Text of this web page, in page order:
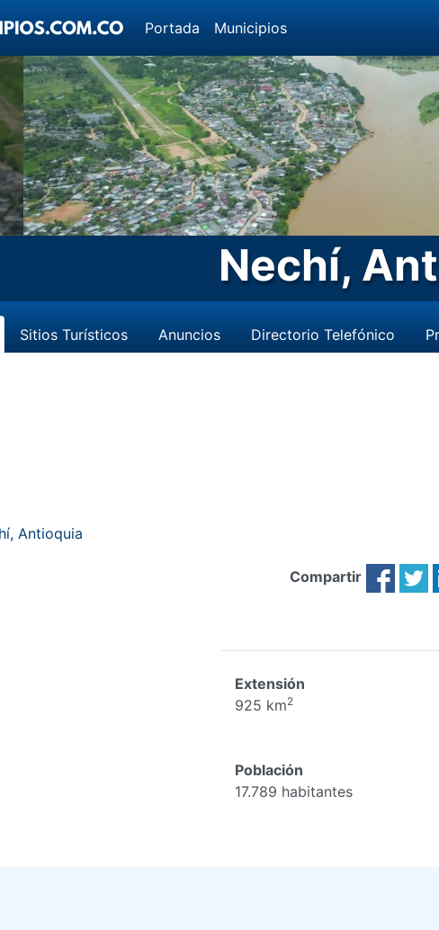
Portada Municipios
Nechí,
Sitios Turísticos Anuncios Directorio Telefónico
Compartir
Extensión
925 km2
Población
17.789 habitantes